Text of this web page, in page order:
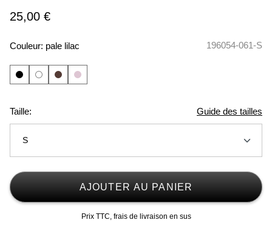
25,00 €
Couleur: pale lilac 196054-061-S
Taille: Guide des tailles
S
XS Stock faible
AJOUTER AU PANIER
Prix TTC, frais de livraison en sus